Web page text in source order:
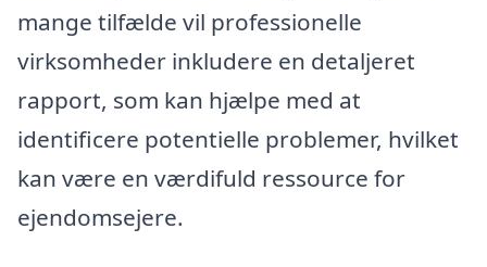
mange tilfælde vil professionelle
virksomheder inkludere en detaljeret
rapport, som kan hjælpe med at
identificere potentielle problemer, hvilket
kan være en værdifuld ressource for
ejendomsejere.